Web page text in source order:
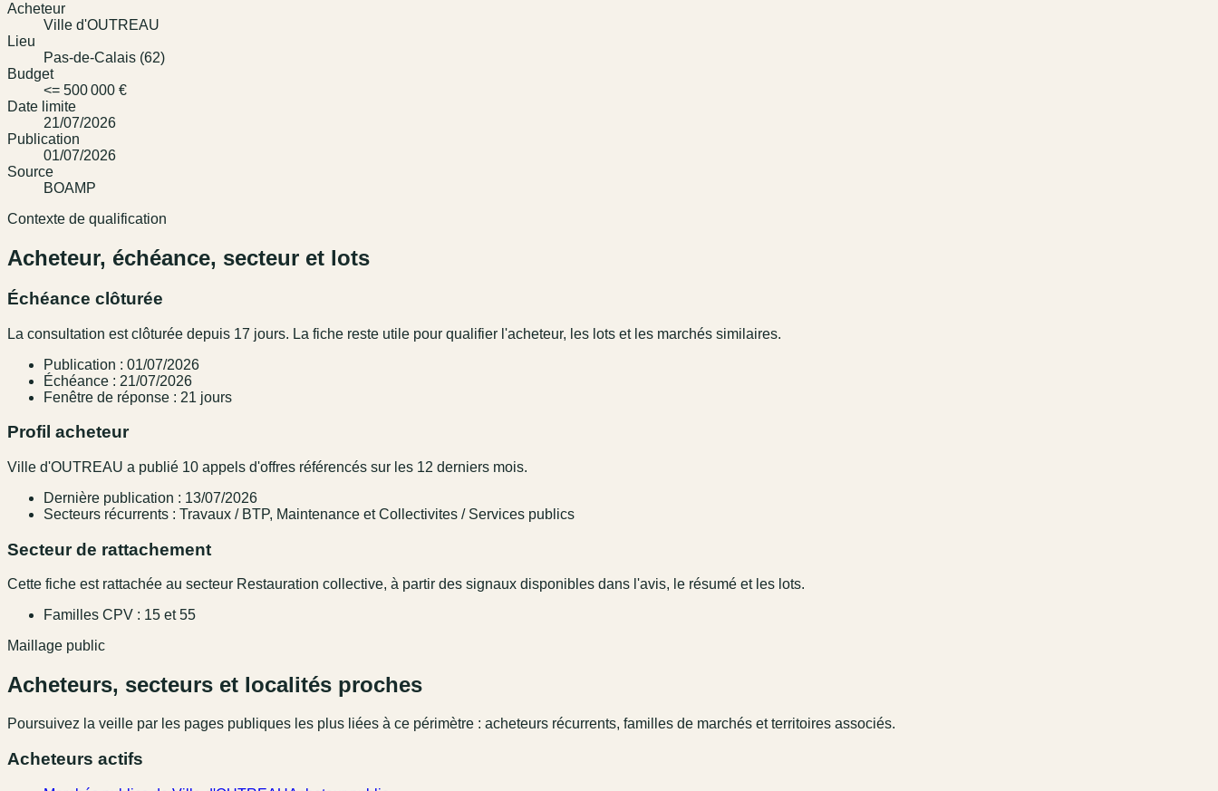
Acheteur
Ville d'OUTREAU
Lieu
Pas-de-Calais (62)
Budget
<= 500 000 €
Date limite
21/07/2026
Publication
01/07/2026
Source
BOAMP
Contexte de qualification
Acheteur, échéance, secteur et lots
Échéance clôturée
La consultation est clôturée depuis 17 jours. La fiche reste utile pour qualifier l'acheteur, les lots et les marchés similaires.
Publication : 01/07/2026
Échéance : 21/07/2026
Fenêtre de réponse : 21 jours
Profil acheteur
Ville d'OUTREAU a publié 10 appels d'offres référencés sur les 12 derniers mois.
Dernière publication : 13/07/2026
Secteurs récurrents : Travaux / BTP, Maintenance et Collectivites / Services publics
Secteur de rattachement
Cette fiche est rattachée au secteur Restauration collective, à partir des signaux disponibles dans l'avis, le résumé et les lots.
Familles CPV : 15 et 55
Maillage public
Acheteurs, secteurs et localités proches
Poursuivez la veille par les pages publiques les plus liées à ce périmètre : acheteurs récurrents, familles de marchés et territoires associés.
Acheteurs actifs